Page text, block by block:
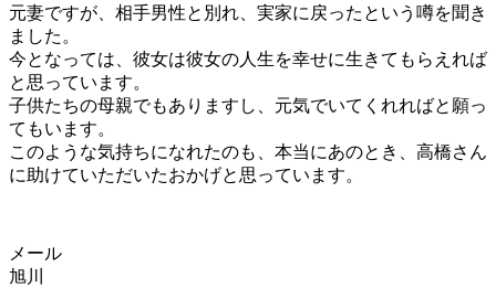
元妻ですが、相手男性と別れ、実家に戻ったという噂を聞き
ました。
今となっては、彼女は彼女の人生を幸せに生きてもらえれば
と思っています。
子供たちの母親でもありますし、元気でいてくれればと願っ
てもいます。
このような気持ちになれたのも、本当にあのとき、高橋さん
に助けていただいたおかげと思っています。
メール
旭川